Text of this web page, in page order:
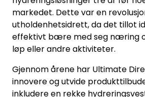
markedet. Dette var en
utholdenhetsidrett, da det tillot
effektivt bære med seg næring
løp eller andre aktiviteter.
Gjennom årene har Ultimate
innovere og utvide
inkludere en rekke